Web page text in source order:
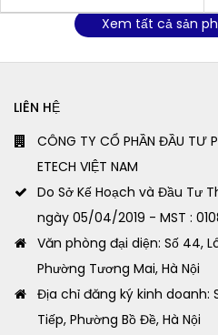
Xem tất cả sản
LIÊN HỆ
CÔNG TY CỔ PHẦN ĐẦU TƯ
ETECH VIỆT NAM
Do Sở Kế Hoạch và Đầu Tư
ngày 05/04/2019 - MST :
Văn phòng đại diện: Số 44,
Phường Tương Mai, Hà Nội
Địa chỉ đăng ký kinh doanh:
Tiếp, Phường Bồ Đề, Hà Nội